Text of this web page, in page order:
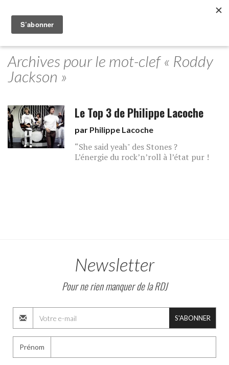
Archives pour le mot-clef « Roddy
Jackson »
Le Top 3 de Philippe Lacoche
par Philippe Lacoche
“She said yeah" des Stones ?
L’énergie du rock’n’roll à l’état pur !
Newsletter
Pour ne rien manquer de la RDJ
S'ABONNER
Prénom